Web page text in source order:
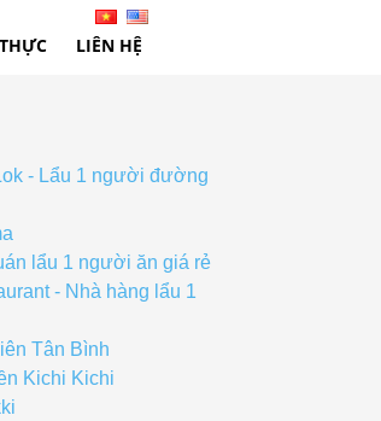
LIÊN HỆ
- Lẩu 1 người đường
lẩu 1 người ăn giá rẻ
- Nhà hàng lẩu 1
Tân Bình
Kichi Kichi